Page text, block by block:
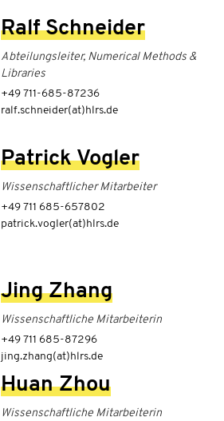
Ralf Schneider
Abteilungsleiter, Numerical Methods &
Libraries
+49 711-685-87236
ralf.schneider(at)hlrs.de
Patrick Vogler
Wissenschaftlicher Mitarbeiter
+49 711 685-657802
patrick.vogler(at)hlrs.de
Jing Zhang
Wissenschaftliche Mitarbeiterin
+49 711 685-87296
jing.zhang(at)hlrs.de
Huan Zhou
Wissenschaftliche Mitarbeiterin